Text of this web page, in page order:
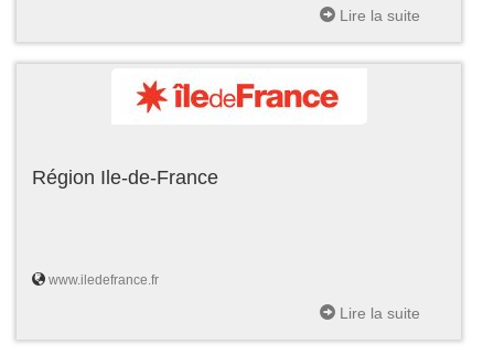
Lire la suite
Région Ile-de-France
www.iledefrance.fr
Lire la suite